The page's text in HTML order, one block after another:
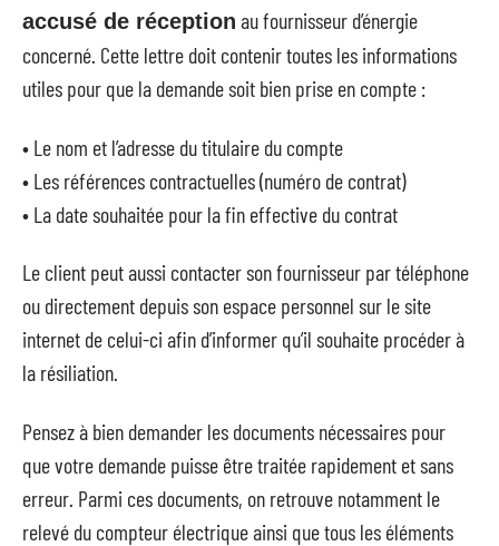
accusé de réception au fournisseur d’énergie
concerné. Cette lettre doit contenir toutes les informations
utiles pour que la demande soit bien prise en compte :
• Le nom et l’adresse du titulaire du compte
• Les références contractuelles (numéro de contrat)
• La date souhaitée pour la fin effective du contrat
Le client peut aussi contacter son fournisseur par téléphone
ou directement depuis son espace personnel sur le site
internet de celui-ci afin d’informer qu’il souhaite procéder à
la résiliation.
Pensez à bien demander les documents nécessaires pour
que votre demande puisse être traitée rapidement et sans
erreur. Parmi ces documents, on retrouve notamment le
relevé du compteur électrique ainsi que tous les éléments